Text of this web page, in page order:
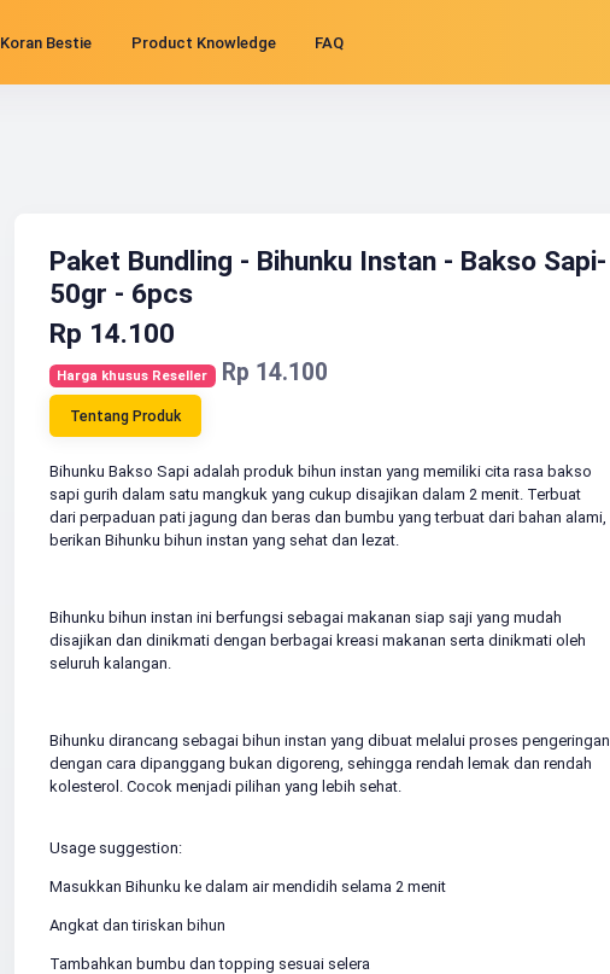
Koran Bestie Product Knowledge FAQ
Paket Bundling - Bihunku Instan - Bakso Sapi-
50gr - 6pcs
Rp 14.100
Harga khusus Reseller Rp 14.100
Tentang Produk
Bihunku Bakso Sapi adalah produk bihun instan yang memiliki cita rasa bakso
sapi gurih dalam satu mangkuk yang cukup disajikan dalam 2 menit. Terbuat
dari perpaduan pati jagung dan beras dan bumbu yang terbuat dari bahan alami,
berikan Bihunku bihun instan yang sehat dan lezat.
Bihunku bihun instan ini berfungsi sebagai makanan siap saji yang mudah
disajikan dan dinikmati dengan berbagai kreasi makanan serta dinikmati oleh
seluruh kalangan.
Bihunku dirancang sebagai bihun instan yang dibuat melalui proses pengeringan
dengan cara dipanggang bukan digoreng, sehingga rendah lemak dan rendah
kolesterol. Cocok menjadi pilihan yang lebih sehat.
Usage suggestion:
Masukkan Bihunku ke dalam air mendidih selama 2 menit
Angkat dan tiriskan bihun
Tambahkan bumbu dan topping sesuai selera